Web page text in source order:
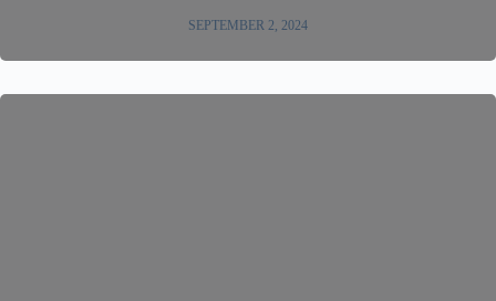
SEPTEMBER 2, 2024